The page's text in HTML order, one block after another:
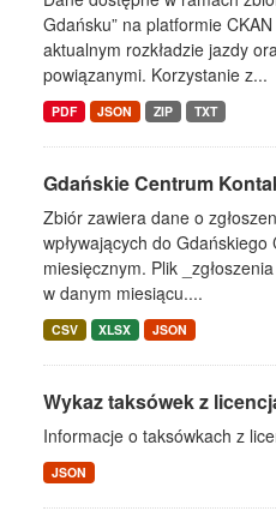
Gdańsku” na platformie
aktualnym rozkładzie jazdy
powiązanymi. Korzystanie z...
PDF JSON ZIP TXT
Gdańskie Centrum
Zbiór zawiera dane o
wpływających do
miesięcznym. Plik
w danym miesiącu....
CSV XLSX JSON
Wykaz taksówek z
Informacje o taksówkach z
JSON